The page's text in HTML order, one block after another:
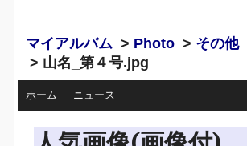
マイアルバム > Photo > その他
> 山名_第４号.jpg
ホーム ニュース